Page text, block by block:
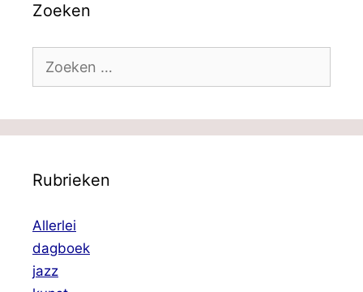
Zoeken
naar:
Rubrieken
Allerlei
dagboek
jazz